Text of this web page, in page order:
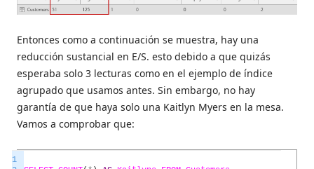
Entonces como a continuación se muestra, hay una
reducción sustancial en E/S. esto debido a que quizás
esperaba solo 3 lecturas como en el ejemplo de índice
agrupado que usamos antes. Sin embargo, no hay
garantía de que haya solo una Kaitlyn Myers en la mesa.
Vamos a comprobar que:
1